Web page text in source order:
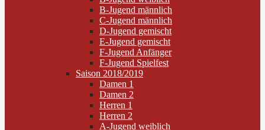
B-Jugend männlich
C-Jugend männlich
D-Jugend gemischt
E-Jugend gemischt
F-Jugend Anfänger
F-Jugend Spielfest
Saison 2018/2019
Damen 1
Damen 2
Herren 1
Herren 2
A-Jugend weiblich